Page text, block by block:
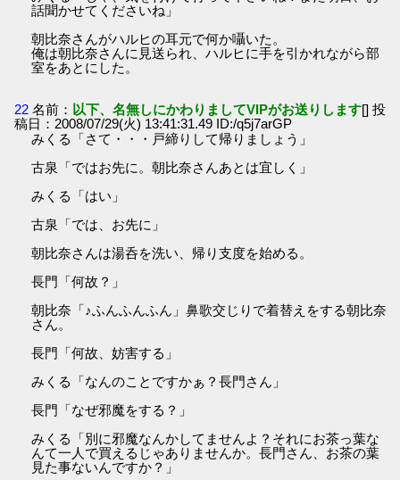
話聞かせてくださいね」
朝比奈さんがハルヒの耳元で何か囁いた。
俺は朝比奈さんに見送られ、ハルヒに手を引かれながら部
室をあとにした。
22 名前： 以下、名無しにかわりましてVIPがお送りします[] 投
稿日：2008/07/29(火) 13:41:31.49 ID:/q5j7arGP
みくる「さて・・・戸締りして帰りましょう」
古泉「ではお先に。朝比奈さんあとは宜しく」
みくる「はい」
古泉「では、お先に」
朝比奈さんは湯呑を洗い、帰り支度を始める。
長門「何故？」
朝比奈「♪ふんふんふん」鼻歌交じりで着替えをする朝比奈
さん。
長門「何故、妨害する」
みくる「なんのことですかぁ？長門さん」
長門「なぜ邪魔をする？」
みくる「別に邪魔なんかしてませんよ？それにお茶っ葉な
んて一人で買えるじゃありませんか。長門さん、お茶の葉
見た事ないんですか？」